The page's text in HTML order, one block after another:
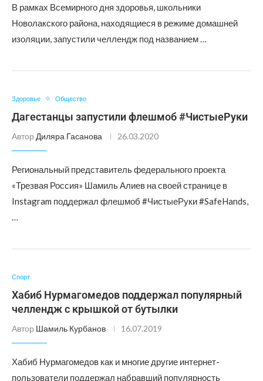
В рамках Всемирного дня здоровья, школьники
Новолакского района, находящиеся в режиме домашней
изоляции, запустили челлендж под названием …
Здоровье Общество
Дагестанцы запустили флешмоб #ЧистыеРуки
Автор Диляра Гасанова 26.03.2020
Региональный представитель федерального проекта
«Трезвая Россия» Шамиль Алиев на своей странице в
Instagram поддержал флешмоб #ЧистыеРуки #SafeHands,
…
Спорт
Хабиб Нурмагомедов поддержал популярный
челлендж с крышкой от бутылки
Автор Шамиль Курбанов 16.07.2019
Хабиб Нурмагомедов как и многие другие интернет-
пользователи поддержал набравший популярность